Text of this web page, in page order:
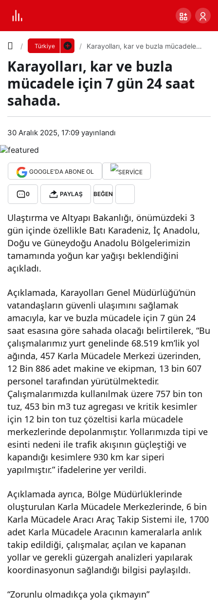
Türkiye
Karayolları, kar ve buzla mücadele
Karayolları, kar ve buzla
mücadele için 7 gün 24 saat
sahada.
30 Aralık 2025, 17:09 yayınlandı
GOOGLE'DA ABONE OL
0 PAYLAŞ BEĞEN
Ulaştırma ve Altyapı Bakanlığı, önümüzdeki 3
gün içinde özellikle Batı Karadeniz, İç Anadolu,
Doğu ve Güneydoğu Anadolu Bölgelerimizin
tamamında yoğun kar yağışı beklendiğini
açıkladı.
Açıklamada, Karayolları Genel Müdürlüğü’nün
vatandaşların güvenli ulaşımını sağlamak
amacıyla, kar ve buzla mücadele için 7 gün 24
saat esasına göre sahada olacağı belirtilerek, “Bu
çalışmalarımız yurt genelinde 68.519 km’lik yol
ağında, 457 Karla Mücadele Merkezi üzerinden,
12 Bin 886 adet makine ve ekipman, 13 bin 607
personel tarafından yürütülmektedir.
Çalışmalarımızda kullanılmak üzere 757 bin ton
tuz, 453 bin m3 tuz agregası ve kritik kesimler
için 12 bin ton tuz çözeltisi karla mücadele
merkezlerinde depolanmıştır. Yollarımızda tipi ve
esinti nedeni ile trafik akışının güçleştiği ve
kapandığı kesimlere 930 km kar siperi
yapılmıştır.” ifadelerine yer verildi.
Açıklamada ayrıca, Bölge Müdürlüklerinde
oluşturulan Karla Mücadele Merkezlerinde, 6 bin
Karla Mücadele Aracı Araç Takip Sistemi ile, 1700
adet Karla Mücadele Aracının kameralarla anlık
takip edildiği, çalışmalar, açılan ve kapanan
yollar ve gerekli güzergah analizleri yapılarak
koordinasyonun sağlandığı bilgisi paylaşıldı.
“Zorunlu olmadıkça yola çıkmayın”
Kar
ları,
kar
buzl
a
müc
adel
e
için
7
gün
24
saat
sah
ada.
Yazı
Boyutunu
Ayarla
Varsayılana
0 PAYLAŞ